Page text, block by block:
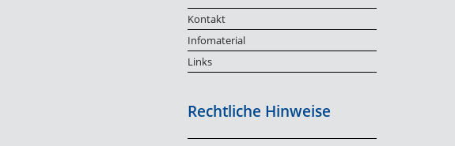
Kontakt
Infomaterial
Links
Rechtliche Hinweise